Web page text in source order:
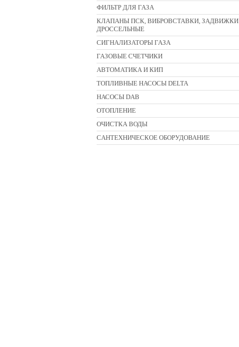
ФИЛЬТР ДЛЯ ГАЗА
КЛАПАНЫ ПСК, ВИБРОВСТАВКИ, ЗАДВИЖКИ
ДРОССЕЛЬНЫЕ
СИГНАЛИЗАТОРЫ ГАЗА
ГАЗОВЫЕ СЧЕТЧИКИ
АВТОМАТИКА И КИП
ТОПЛИВНЫЕ НАСОСЫ DELTA
НАСОСЫ DAB
ОТОПЛЕНИЕ
ОЧИСТКА ВОДЫ
CАНТЕХНИЧЕСКОЕ ОБОРУДОВАНИЕ